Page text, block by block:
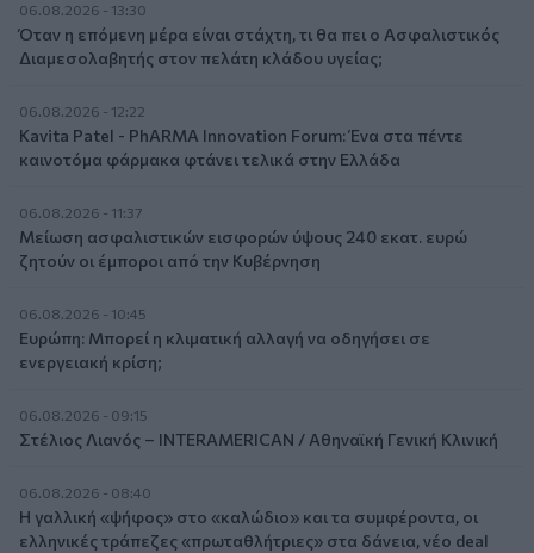
06.08.2026 - 13:30
Όταν η επόμενη μέρα είναι στάχτη, τι θα πει ο Ασφαλιστικός
Διαμεσολαβητής στον πελάτη κλάδου υγείας;
06.08.2026 - 12:22
Kavita Patel - PhARMA Innovation Forum: Ένα στα πέντε
καινοτόμα φάρμακα φτάνει τελικά στην Ελλάδα
06.08.2026 - 11:37
Μείωση ασφαλιστικών εισφορών ύψους 240 εκατ. ευρώ
ζητούν οι έμποροι από την Κυβέρνηση
06.08.2026 - 10:45
Ευρώπη: Μπορεί η κλιματική αλλαγή να οδηγήσει σε
ενεργειακή κρίση;
06.08.2026 - 09:15
Στέλιος Λιανός – INTERAMERICAN / Αθηναϊκή Γενική Κλινική
06.08.2026 - 08:40
Η γαλλική «ψήφος» στο «καλώδιο» και τα συμφέροντα, οι
ελληνικές τράπεζες «πρωταθλήτριες» στα δάνεια, νέο deal